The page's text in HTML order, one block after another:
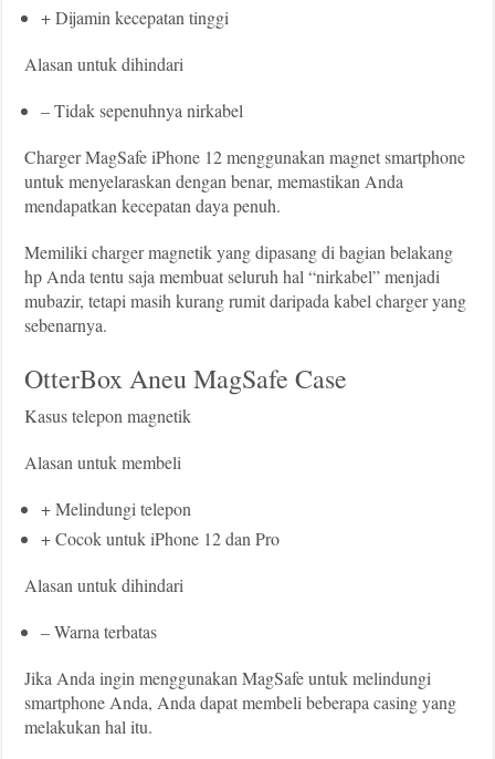
+ Dijamin kecepatan tinggi
Alasan untuk dihindari
– Tidak sepenuhnya nirkabel
Charger MagSafe iPhone 12 menggunakan magnet smartphone
untuk menyelaraskan dengan benar, memastikan Anda
mendapatkan kecepatan daya penuh.
Memiliki charger magnetik yang dipasang di bagian belakang
hp Anda tentu saja membuat seluruh hal “nirkabel” menjadi
mubazir, tetapi masih kurang rumit daripada kabel charger yang
sebenarnya.
OtterBox Aneu MagSafe Case
Kasus telepon magnetik
Alasan untuk membeli
+ Melindungi telepon
+ Cocok untuk iPhone 12 dan Pro
Alasan untuk dihindari
– Warna terbatas
Jika Anda ingin menggunakan MagSafe untuk melindungi
smartphone Anda, Anda dapat membeli beberapa casing yang
melakukan hal itu.